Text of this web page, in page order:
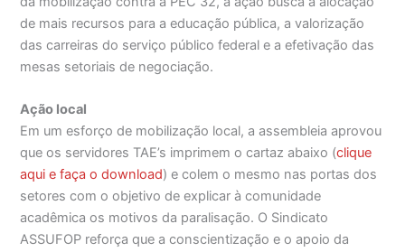
de mais recursos para a educação pública, a valorização
das carreiras do serviço público federal e a efetivação das
mesas setoriais de negociação.
Ação local
Em um esforço de mobilização local, a assembleia aprovou
que os servidores TAE’s imprimem o cartaz abaixo (clique
aqui e faça o download) e colem o mesmo nas portas dos
setores com o objetivo de explicar à comunidade
acadêmica os motivos da paralisação. O Sindicato
ASSUFOP reforça que a conscientização e o apoio da